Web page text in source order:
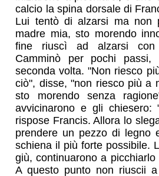
calcio la spina dorsale di
Lui tentò di alzarsi ma non
madre mia, sto morendo
fine riuscì ad alzarsi con
Camminò per pochi
seconda volta. "Non riesco
ciò", disse, "non riesco più a
sto morendo senza
avvicinarono e gli chiesero:
rispose Francis. Allora lo
prendere un pezzo di legno
schiena il più forte possibile.
giù, continuarono a
A questo punto non riuscii